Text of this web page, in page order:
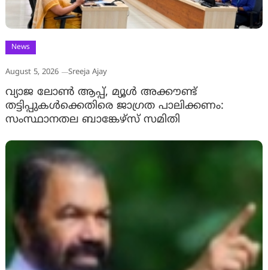
News
August 5, 2026 Sreeja Ajay
വ്യാജ ലോൺ ആപ്പ്, മ്യൂൾ അക്കൗണ്ട്
തട്ടിപ്പുകൾക്കെതിരെ ജാ​ഗ്രത പാലിക്കണം:
സംസ്ഥാനതല ബാങ്കേഴ്സ് സമിതി